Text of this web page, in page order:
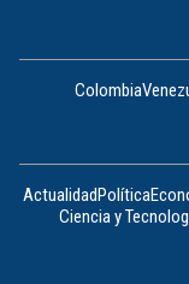
Colombia
ActualidadPolítica
Ciencia y